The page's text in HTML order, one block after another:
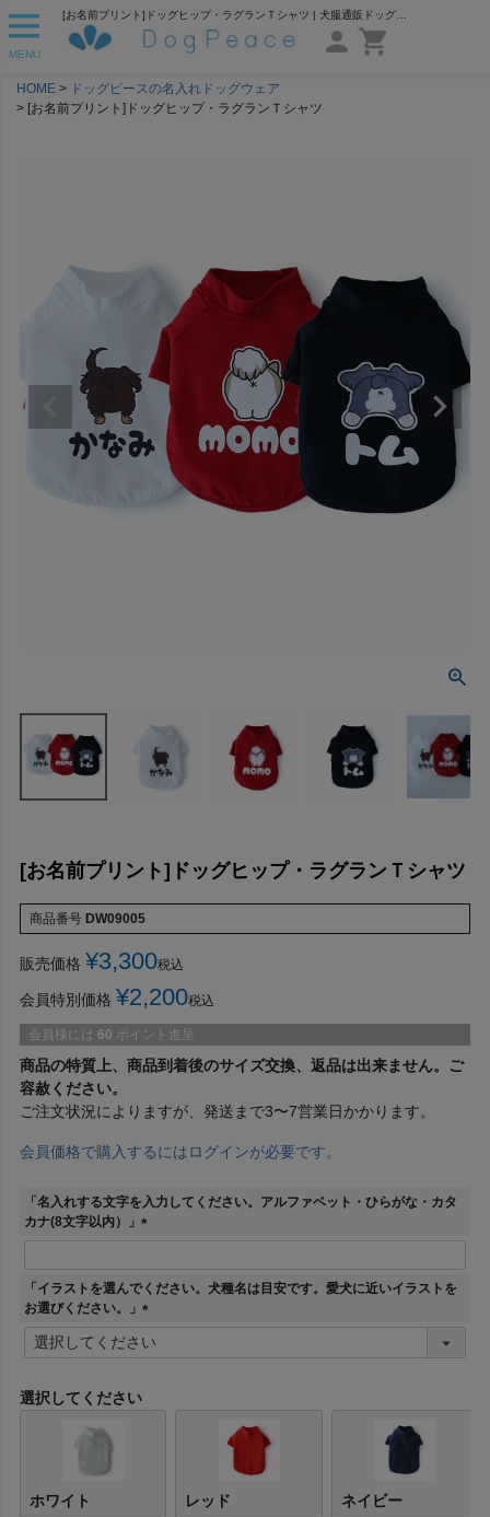
MENU
HOME
ドッグピースの名入れドッグウェア
[お名前プリント]ドッグヒップ・ラグランＴシャツ
[お名前プリント]ドッグヒップ・ラグランＴシャツ
商品番号 DW09005
販売価格 ¥3,300税込
会員特別価格 ¥2,200税込
会員様には 60 ポイント進呈
商品の特質上、商品到着後のサイズ交換、返品は出来ません。ご
容赦ください。
ご注文状況によりますが、発送まで3〜7営業日かかります。
会員価格で購入するにはログインが必要です。
「名入れする文字を入力してください。アルファベット・ひらがな・カタ
カナ(8文字以内）」
(
必
須
)
「イラストを選んでください。犬種名は目安です。愛犬に近いイラストを
お選びください。」
(
必
選択してください
ホワイト レッド ネイビー